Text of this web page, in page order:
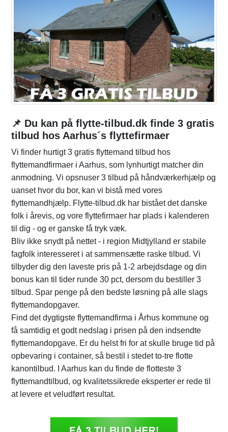
📌 Du kan på flytte-tilbud.dk finde 3 gratis
tilbud hos Aarhus´s flyttefirmaer
Vi finder hurtigt 3 gratis flyttemand tilbud hos
flyttemandfirmaer i Aarhus, som lynhurtigt matcher din
anmodning. Vi opsnuser 3 tilbud på håndværkerhjælp og
uanset hvor du bor, kan vi bistå med vores
flyttemandhjælp. Flytte-tilbud.dk har bistået det danske
folk i årevis, og vore flyttefirmaer har plads i kalenderen
til dig - og er ganske få tryk væk.
Bliv ikke snydt på nettet - i region Midtjylland er stabile
fagfolk interesseret i at sammensætte raske tilbud. Vi
tilbyder dig den laveste pris på 1-2 arbejdsdage og din
bonus kan til tider runde 30 pct, dersom du bestiller 3
tilbud. Spar penge på den bedste løsning på alle slags
flyttemandopgaver.
Find det dygtigste flyttemandfirma i Århus kommune og
få samtidig et godt nedslag i prisen på den indsendte
flyttemandopgave. Er du helst fri for at skulle bruge tid på
opbevaring i container, så bestil i stedet to-tre flotte
kanontilbud. I Aarhus kan du finde de flotteste 3
flyttemandtilbud, og kvalitetssikrede eksperter er rede til
at levere et veludført resultat.